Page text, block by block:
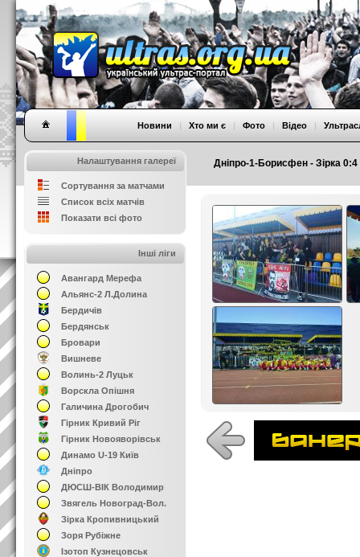
Дніпро-1-Борисфен - Зірка
Новини | Хто ми є | Фото | Відео |
Налаштування галереї
Сортування за матчами
Список всіх матчів
Показати всі фото
Інші ліги
Авангард Мерефа
Альянс-2 Л.Долина
Бердичів
Бердянськ
Бровари
Вишневе
Волинь-2 Луцьк
Ворскла Опішня
Галичина Дрогобич
Гірник Кривий Ріг
Гірник Новояворівськ
Динамо U-19 Київ
Дніпро
ДЮСШ-ВІК Володимир
Звягель Новоград-Вол.
Зірка Кропивницький
Зоря Рубіжне
Ізотоп Кузнецовськ